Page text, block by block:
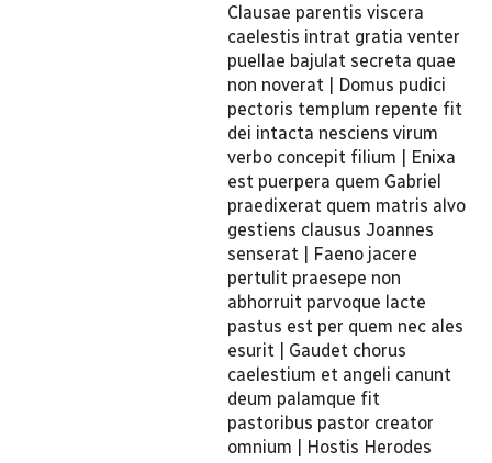
Clausae parentis viscera
caelestis intrat gratia venter
puellae bajulat secreta quae
non noverat | Domus pudici
pectoris templum repente fit
dei intacta nesciens virum
verbo concepit filium | Enixa
est puerpera quem Gabriel
praedixerat quem matris alvo
gestiens clausus Joannes
senserat | Faeno jacere
pertulit praesepe non
abhorruit parvoque lacte
pastus est per quem nec ales
esurit | Gaudet chorus
caelestium et angeli canunt
deum palamque fit
pastoribus pastor creator
omnium | Hostis Herodes